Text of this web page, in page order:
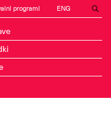
programi ENG